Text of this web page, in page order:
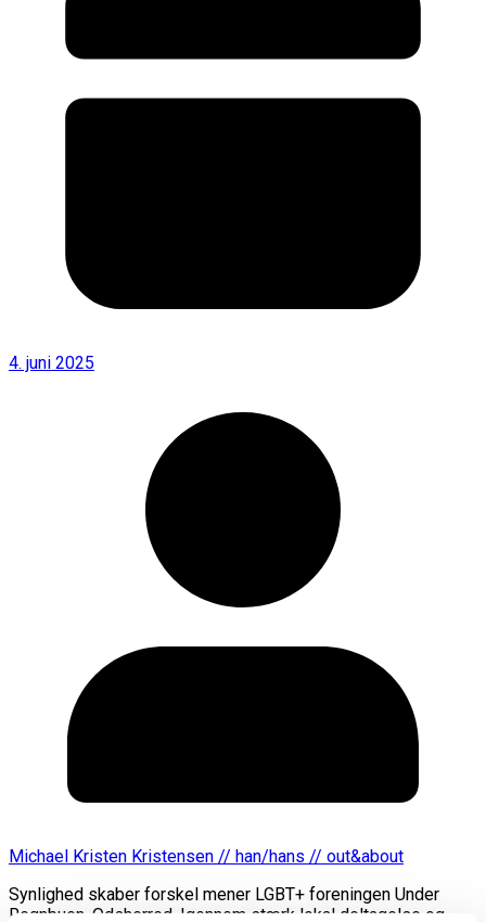
4. juni 2025
Michael Kristen Kristensen // han/hans // out&about
Synlighed skaber forskel mener LGBT+ foreningen Under
Regnbuen, Odsherred. Igennem stærk lokal deltagelse og